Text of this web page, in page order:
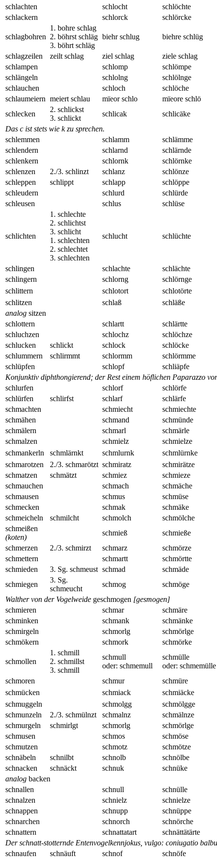
schlachten schlocht
schlöchte
schlackern
schlorck schlörcke
schlagbohren
1. bohre schlag
2. böhrst schläg
3. böhrt schläg
biehr schlug biehre schlüg
schlagzeilen zeilt schlag ziel schlag
ziele schlag
schlampen
schlomp
schlömpe
schlängeln
schlolng
schlölnge
schlauchen
schloch
schlöche
schlaumeiern meiert schlau mïeor schlo
mïeore schlö
schlecken
2. schlickst
3. schlickt
schlicak
schlicäke
Das c ist stets wie k zu sprechen.
schlemmen
schlamm
schlämme
schlendern
schlarnd
schlärnde
schlenkern
schlornk
schlörnke
schlenzen
2./3. schlinzt schlanz
schlönze
schleppen
schlippt schlapp
schlöppe
schleudern
schlurd
schlürde
schleusen
schlus schlüse
schlichten
1. schlechte
2. schlichtst
3. schlicht
1. schlechten
2. schlechtet
3. schlechten
schlucht schlüchte
schlingen schlachte
schlächte
schlingern
schlorng
schlörnge
schlittern
schlotort
schlotörte
schlitzen
schlaß
schläße
analog sitzen
schlottern
schlartt
schlärtte
schluchzen
schlochz
schlöchze
schlucken
schlickt schlock
schlöcke
schlummern
schlirmmt schlormm
schlörmme
schlüpfen
schlopf
schliäpfe
Konjunktiv diphthongierend; der Rest einem höflichen Paparazzo
schlurfen
schlorf
schlörfe
schlürfen
schlirfst schlarf
schlärfe
schmachten
schmiecht
schmiechte
schmähen
schmand
schmünde
schmälern
schmarl
schmärle
schmalzen
schmielz
schmielze
schmankerln
schmlärnkt schmlurnk
schmlürnke
schmarotzen
2./3. schmarötzt schmiratz
schmirätze
schmatzen
schmätzt schmiez
schmieze
schmauchen
schmach
schmäche
schmausen
schmus
schmüse
schmecken
schmak
schmäke
schmeicheln
schmilcht schmolch
schmölche
schmeißen
(koten)
schmieß
schmieße
schmerzen
2./3. schmirzt schmarz
schmörze
schmettern
schmartt
schmörtte
schmieden
3. Sg. schmeust schmad
schmäde
schmiegen
3. Sg.
schmeucht
schmog
schmöge
Walther von der Vogelweide geschmogen [gesmogen]
schmieren
schmar
schmäre
schminken
schmank
schmänke
schmirgeln
schmorlg
schmörlge
schmökern
schmork schmörke
schmollen
1. schmill
2. schmillst
3. schmill
schmull
oder: schmemull
schmülle
oder: schmemülle
schmoren
schmur
schmüre
schmücken
schmiack
schmiäcke
schmuggeln
schmolgg
schmölgge
schmunzeln
2./3. schmülnzt schmalnz
schmälnze
schmurgeln
schmirlgt schmorlg
schmörlge
schmusen
schmos
schmöse
schmutzen
schmotz
schmötze
schnäbeln
schnilbt schnolb
schnölbe
schnacken
schnäckt schnuk
schnüke
analog backen
schnallen
schnull
schnülle
schnalzen
schnielz
schnielze
schnappen
schnupp
schnüppe
schnarchen
schnorch
schnörche
schnattern
schnattatart
schnättätärte
Der schnatt-stotternde Entenvogelkennjokus, vulgo: coniugatio
schnaufen
schnäuft schnof
schnöfe